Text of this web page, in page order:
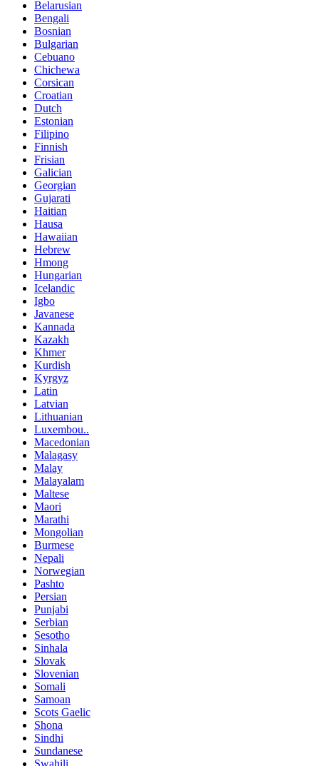
Belarusian
Bengali
Bosnian
Bulgarian
Cebuano
Chichewa
Corsican
Croatian
Dutch
Estonian
Filipino
Finnish
Frisian
Galician
Georgian
Gujarati
Haitian
Hausa
Hawaiian
Hebrew
Hmong
Hungarian
Icelandic
Igbo
Javanese
Kannada
Kazakh
Khmer
Kurdish
Kyrgyz
Latin
Latvian
Lithuanian
Luxembou..
Macedonian
Malagasy
Malay
Malayalam
Maltese
Maori
Marathi
Mongolian
Burmese
Nepali
Norwegian
Pashto
Persian
Punjabi
Serbian
Sesotho
Sinhala
Slovak
Slovenian
Somali
Samoan
Scots Gaelic
Shona
Sindhi
Sundanese
Swahili